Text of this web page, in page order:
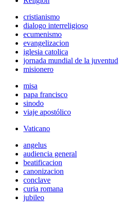
cristianismo
dialogo interreligioso
ecumenismo
evangelizacion
iglesia catolica
jornada mundial de la juventud
misionero
misa
papa francisco
sinodo
viaje apostólico
Vaticano
angelus
audiencia general
beatificacion
canonizacion
conclave
curia romana
jubileo